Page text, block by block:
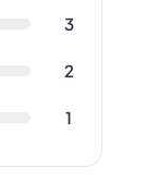
3
2
1